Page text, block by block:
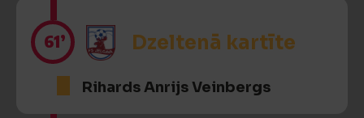
61’ Dzeltenā kartīte
Rihards Anrijs Veinbergs